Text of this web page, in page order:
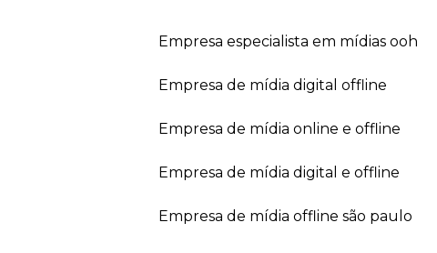
empresa especialista em mídias ooh
empresa de mídia digital offline
empresa de mídia online e offline
empresa de mídia digital e offline
empresa de mídia offline são paulo